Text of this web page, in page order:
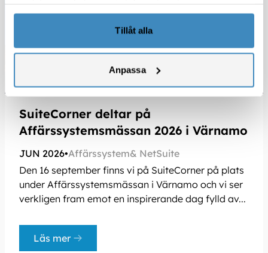
Tillåt alla
Anpassa
SuiteCorner deltar på
Affärssystemsmässan 2026 i Värnamo
JUN 2026•Affärssystem
NetSuite
Den 16 september finns vi på SuiteCorner på plats
under Affärssystemsmässan i Värnamo och vi ser
verkligen fram emot en inspirerande dag fylld av...
Läs mer